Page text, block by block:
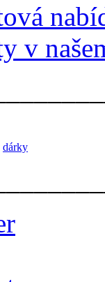
v
dárky